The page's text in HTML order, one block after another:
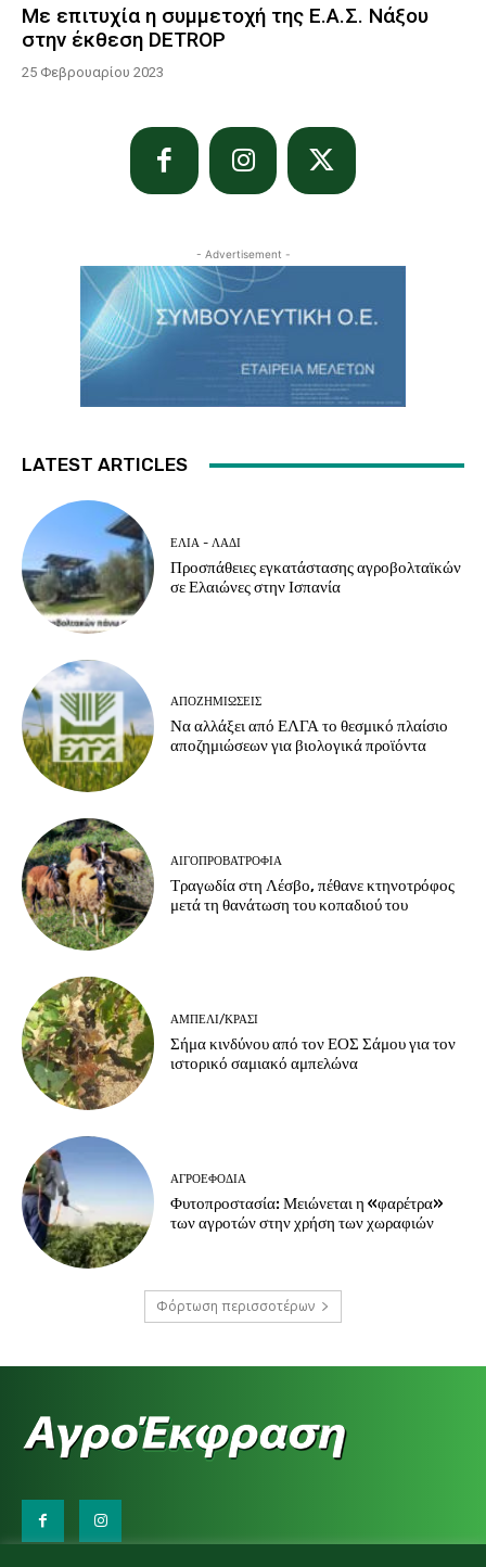
Με επιτυχία η συμμετοχή της Ε.Α.Σ. Νάξου
στην έκθεση DETROP
25 Φεβρουαρίου 2023
- Advertisement -
LATEST ARTICLES
ΕΛΙΆ - ΛΆΔΙ
Προσπάθειες εγκατάστασης αγροβολταϊκών
σε Ελαιώνες στην Ισπανία
ΑΠΟΖΗΜΙΏΣΕΙΣ
Να αλλάξει από ΕΛΓΑ το θεσμικό πλαίσιο
αποζημιώσεων για βιολογικά προϊόντα
ΑΙΓΟΠΡΟΒΑΤΡΟΦΊΑ
Τραγωδία στη Λέσβο, πέθανε κτηνοτρόφος
μετά τη θανάτωση του κοπαδιού του
ΑΜΠΈΛΙ/ΚΡΑΣΊ
Σήμα κινδύνου από τον ΕΟΣ Σάμου για τον
ιστορικό σαμιακό αμπελώνα
ΑΓΡΟΕΦΌΔΙΑ
Φυτοπροστασία: Μειώνεται η «φαρέτρα»
των αγροτών στην χρήση των χωραφιών
Φόρτωση περισσοτέρων